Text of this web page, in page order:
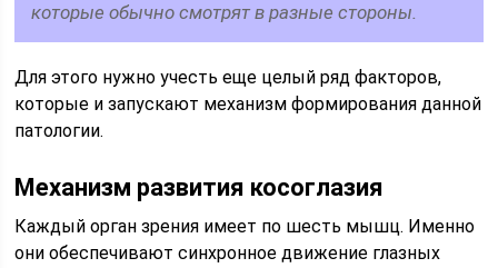
которые обычно смотрят в разные стороны.
Для этого нужно учесть еще целый ряд факторов,
которые и запускают механизм формирования данной
патологии.
Механизм развития косоглазия
Каждый орган зрения имеет по шесть мышц. Именно
они обеспечивают синхронное движение глазных